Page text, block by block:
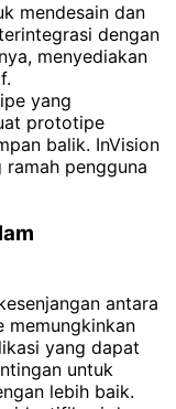
mendesain dan
dengan
menyediakan
yang
prototipe
balik. InVision
pengguna
antara
memungkinkan
yang dapat
untuk
lebih baik.